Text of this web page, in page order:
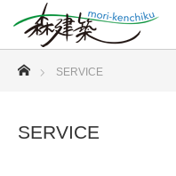
ホーム
SERVICE
SERVICE